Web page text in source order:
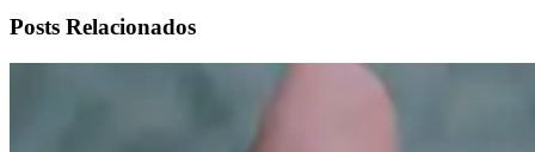
Posts Relacionados